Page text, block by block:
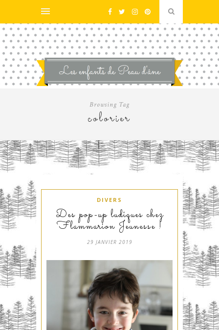
Browsing Tag
colorier
DIVERS
Des pop-up ludiques chez
Flammarion Jeunesse !
29 JANVIER 2019